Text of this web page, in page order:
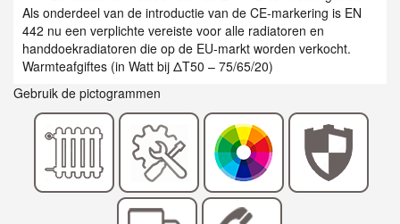
Als onderdeel van de introductie van de CE-markering is EN
442 nu een verplichte vereiste voor alle radiatoren en
handdoekradiatoren die op de EU-markt worden verkocht.
Warmteafgiftes (in Watt bij ΔT50 – 75/65/20)
Gebruik de pictogrammen